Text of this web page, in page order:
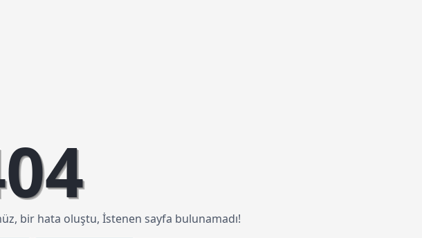
bir hata oluştu, İstenen sayfa bulunamadı!